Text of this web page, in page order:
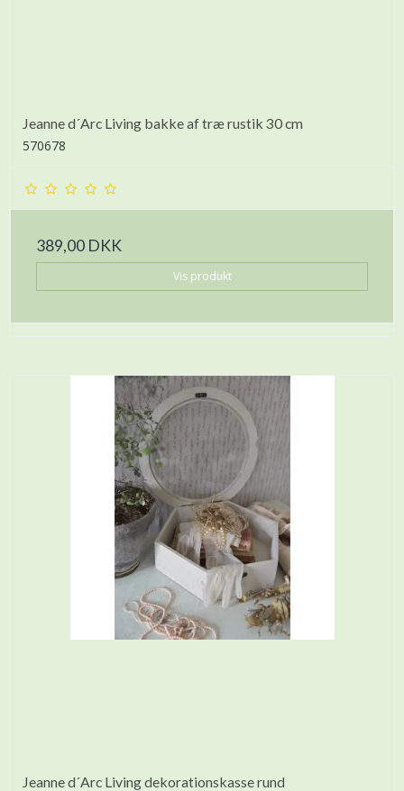
Jeanne d´Arc Living bakke af træ rustik 30 cm
570678
389,00 DKK
Vis produkt
Jeanne d´Arc Living dekorationskasse rund